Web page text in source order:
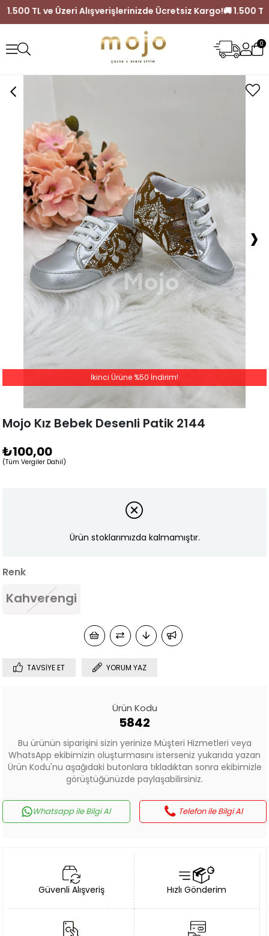
🚚 1.500 TL ve Üzeri Alışverişlerinizde Ücretsiz Kargo!🚚
0
›
Mojo Kız Bebek Desenli Patik 2144
₺100,00
(Tüm Vergiler Dahil)
İkinci Ürüne %50 İndirim!
Ürün stoklarımızda kalmamıştır.
Renk
Kahverengi
TAVSIYE ET YORUM YAZ
Ürün Kodu
5842
Bu ürünün siparişini sizin yerinize Müşteri Hizmetleri veya
WhatsApp ekibimizin oluşturmasını isterseniz yukarıda yazan
Ürün Kodu'nu aşağıdaki butonlara tıkladıktan sonra ekibimizle
görüştüğünüzde paylaşabilirsiniz.
Whatsapp ile Bilgi Al Telefon ile Bilgi Al
Güvenli Alışveriş Hızlı Gönderim